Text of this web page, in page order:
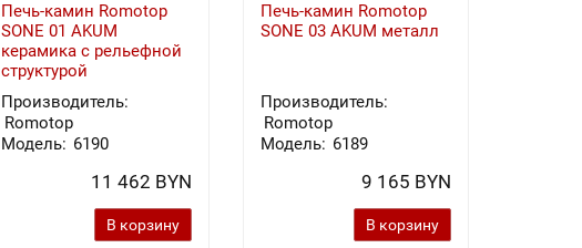
Печь-камин Romotop
SONE 01 AKUM
керамика с рельефной
структурой
Производитель:
Romotop
Модель: 6190
11 462 BYN
В корзину
Печь-камин Romotop
SONE 03 AKUM металл
Производитель:
Romotop
Модель: 6189
9 165 BYN
В корзину